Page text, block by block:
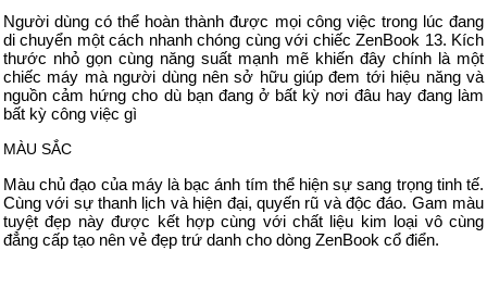
Người dùng có thể hoàn thành được mọi công việc trong lúc đang
di chuyển một cách nhanh chóng cùng với chiếc ZenBook 13. Kích
thước nhỏ gọn cùng năng suất mạnh mẽ khiến đây chính là một
chiếc máy mà người dùng nên sở hữu giúp đem tới hiệu năng và
nguồn cảm hứng cho dù bạn đang ở bất kỳ nơi đâu hay đang làm
bất kỳ công việc gì
MÀU SẮC
Màu chủ đạo của máy là bạc ánh tím thể hiện sự sang trọng tinh tế.
Cùng với sự thanh lịch và hiện đại, quyến rũ và độc đáo. Gam màu
tuyệt đẹp này được kết hợp cùng với chất liệu kim loại vô cùng
đẳng cấp tạo nên vẻ đẹp trứ danh cho dòng ZenBook cổ điển.